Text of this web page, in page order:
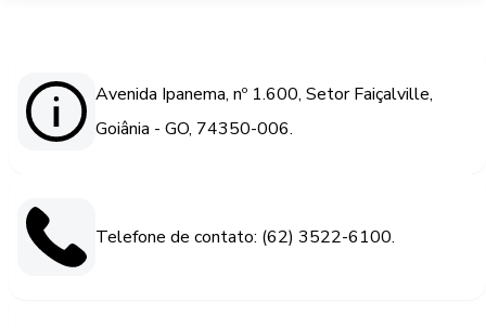
Avenida Ipanema, nº 1.600, Setor Faiçalville,
Goiânia - GO, 74350-006.
Telefone de contato: (62) 3522-6100.